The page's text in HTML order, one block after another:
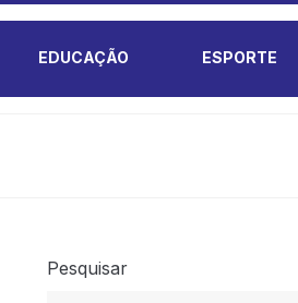
EDUCAÇÃO ESPORTE
Pesquisar